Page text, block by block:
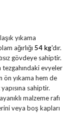
yıkama
ağırlığı 54 kg'dır.
gövdeye sahiptir.
tezgahındaki evyeler
ön yıkama hem de
sahiptir.
malzeme rafı
veya boş kapları